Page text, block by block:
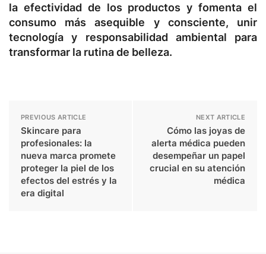
la efectividad de los productos y fomenta el
consumo más asequible y consciente, unir
tecnología y responsabilidad ambiental para
transformar la rutina de belleza.
PREVIOUS ARTICLE
Skincare para
profesionales: la
nueva marca promete
proteger la piel de los
efectos del estrés y la
era digital
NEXT ARTICLE
Cómo las joyas de
alerta médica pueden
desempeñar un papel
crucial en su atención
médica